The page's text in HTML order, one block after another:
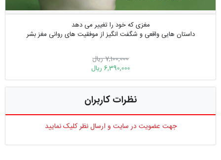
مغزی که خود را تغییر می دهد
داستان هایی واقعی و شگفت انگیز از موفقیت های روانی مغز بشر
7,100,000 ریال
6,390,000 ریال
نظرات کاربران
جهت عضویت در سایت و ارسال نظر کلیک نمایید